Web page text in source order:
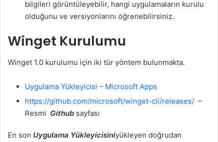
bilgileri görüntüleyebilir, hangi uygulamaların kurulu
olduğunu ve versiyonlarını öğrenebilirsiniz.
Winget Kurulumu
Winget 1.0 kurulumu için iki tür yöntem bulunmakta.
Uygulama Yükleyicisi – Microsoft Apps
https://github.com/microsoft/winget-cli/releases/ –
Resmi Github sayfası
En son Uygulama Yükleyicisiniyükleyen doğrudan